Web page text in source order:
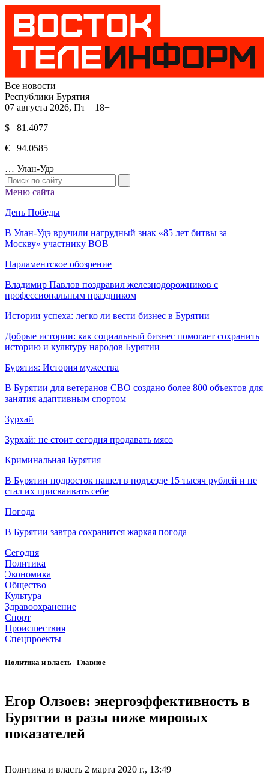
Все новости
Республики Бурятия
07 августа 2026, Пт 18+
$ 81.4077
€ 94.0585
… Улан-Удэ
Меню сайта
День Победы
В Улан-Удэ вручили нагрудный знак «85 лет битвы за
Москву» участнику ВОВ
Парламентское обозрение
Владимир Павлов поздравил железнодорожников с
профессиональным праздником
Истории успеха: легко ли вести бизнес в Бурятии
Добрые истории: как социальный бизнес помогает сохранить
историю и культуру народов Бурятии
Бурятия: История мужества
В Бурятии для ветеранов СВО создано более 800 объектов для
занятия адаптивным спортом
Зурхай
Зурхай: не стоит сегодня продавать мясо
Криминальная Бурятия
В Бурятии подросток нашел в подъезде 15 тысяч рублей и не
стал их присваивать себе
Погода
В Бурятии завтра сохранится жаркая погода
Сегодня
Политика
Экономика
Общество
Культура
Здравоохранение
Спорт
Происшествия
Спецпроекты
Политика и власть | Главное
Егор Олзоев: энергоэффективность в
Бурятии в разы ниже мировых
показателей
Политика и власть 2 марта 2020 г., 13:49